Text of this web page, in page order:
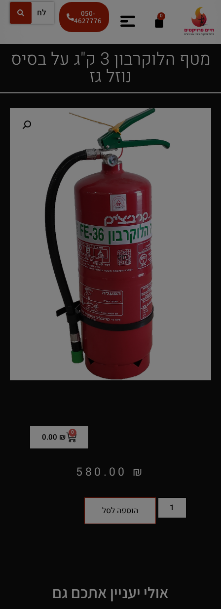
0
050-
4627776
מטף הלוקרבון 3 ק"ג על בסיס
נוזל גז
0.00 ₪ 0
580.00 ₪
הוספה לסל
אולי יעניין אתכם גם